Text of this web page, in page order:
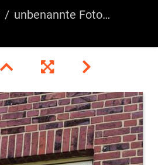
unbenannte Fotosession-092